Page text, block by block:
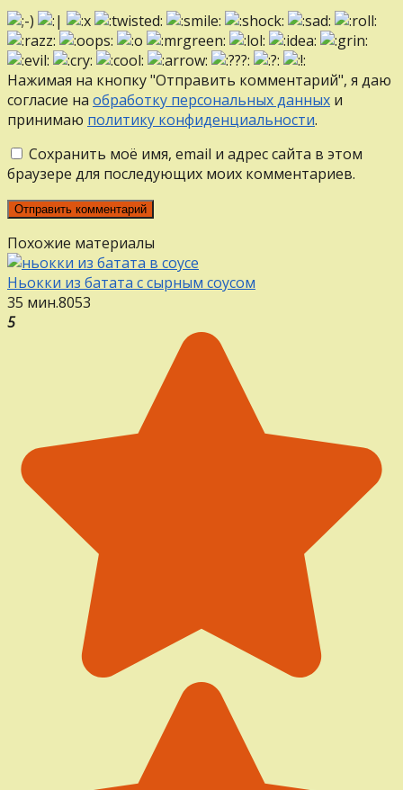
Нажимая на кнопку "Отправить комментарий", я даю
согласие на обработку персональных данных и
принимаю политику конфиденциальности.
Сохранить моё имя, email и адрес сайта в этом
браузере для последующих моих комментариев.
Похожие материалы
Ньокки из батата с сырным соусом
35 мин.8053
5